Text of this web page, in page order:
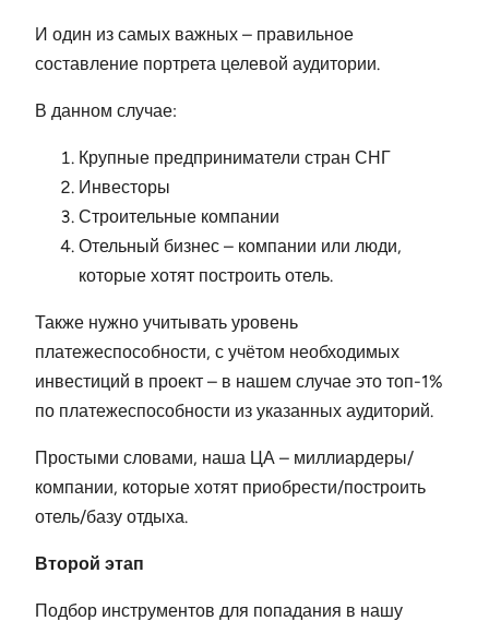
И один из самых важных – правильное
составление портрета целевой аудитории.
В данном случае:
Крупные предприниматели стран СНГ
Инвесторы
Строительные компании
Отельный бизнес – компании или люди,
которые хотят построить отель.
Также нужно учитывать уровень
платежеспособности, с учётом необходимых
инвестиций в проект – в нашем случае это топ-1%
по платежеспособности из указанных аудиторий.
Простыми словами, наша ЦА – миллиардеры/
компании, которые хотят приобрести/построить
отель/базу отдыха.
Второй этап
Подбор инструментов для попадания в нашу